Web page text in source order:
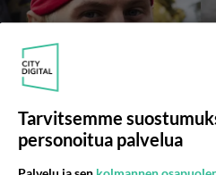
Tarvitsemme
personoitua palvelua